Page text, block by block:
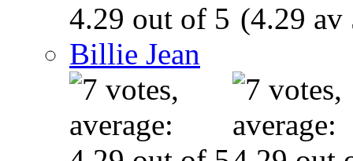
(4.29 av
Billie Jean